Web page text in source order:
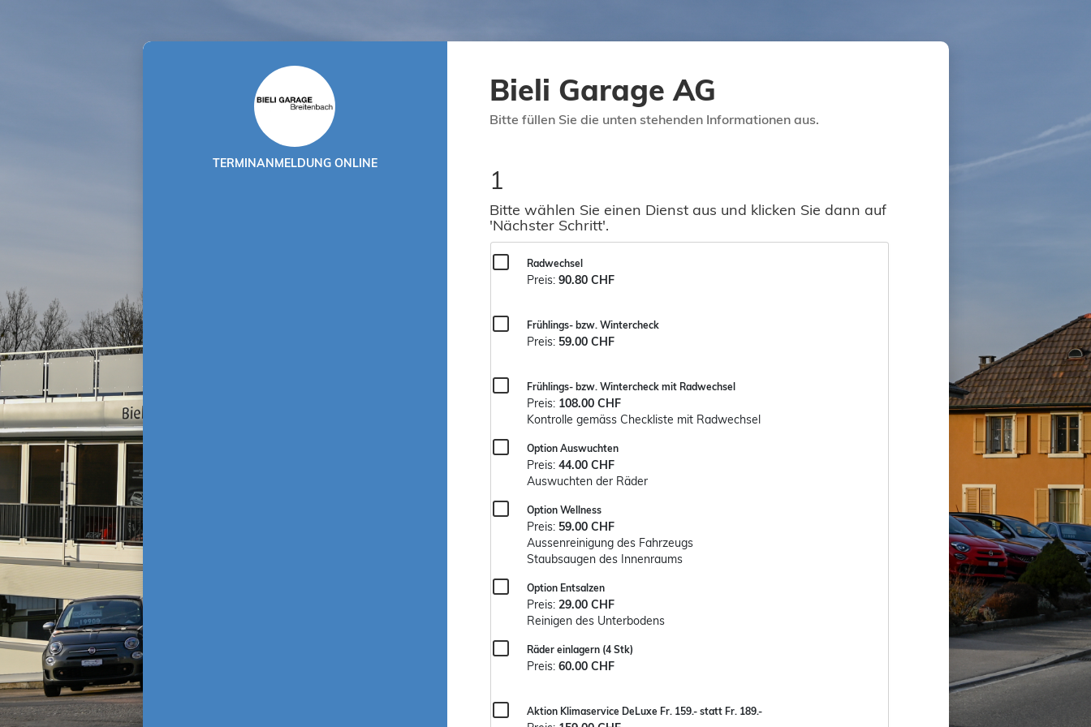
TERMINANMELDUNG ONLINE
Bieli Garage AG
Bitte füllen Sie die unten stehenden Informationen aus.
1
Bitte wählen Sie einen Dienst aus und klicken Sie dann auf
'Nächster Schritt'.
Radwechsel
Preis: 90.80 CHF
Frühlings- bzw. Wintercheck
Preis: 59.00 CHF
Frühlings- bzw. Wintercheck mit Radwechsel
Preis: 108.00 CHF
Kontrolle gemäss Checkliste mit Radwechsel
Option Auswuchten
Preis: 44.00 CHF
Auswuchten der Räder
Option Wellness
Preis: 59.00 CHF
Aussenreinigung des Fahrzeugs
Staubsaugen des Innenraums
Option Entsalzen
Preis: 29.00 CHF
Reinigen des Unterbodens
Räder einlagern (4 Stk)
Preis: 60.00 CHF
Aktion Klimaservice DeLuxe Fr. 159.- statt Fr. 189.-